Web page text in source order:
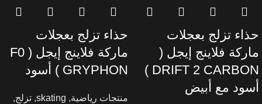
حذاء تزلج بعجلات
ماركة فلاينج إيجل (
DRIFT 2 CARBON )
أسود مع أبيض
حذاء تزلج بعجلات
ماركة فلاينج إيجل ( F0
GRYPHON ) أسود
منتجات رياضية,
skating
, تزلج,